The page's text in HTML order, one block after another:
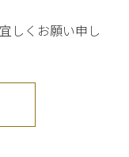
しくお願い申し